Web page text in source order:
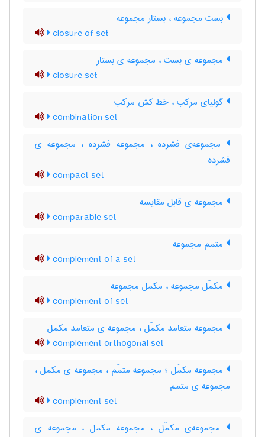
بست مجموعه ، بستار مجموعه
closure of set
مجموعه ی بست ، مجموعه ی بستار
closure set
گونیای مرکب ، خط کش مرکب
combination set
مجموعه‌ی فشرده ، مجموعه فشرده ، مجموعه ی
فشرده
compact set
مجموعه ی قابل مقایسه
comparable set
متمم مجموعه
complement of a set
مکمّل مجموعه ، مکمل مجموعه
complement of set
مجموعه متعامد مکمّل ، مجموعه ی متعامد مکمل
complement orthogonal set
مجموعه مکمّل ؛ مجموعه متمّم ، مجموعه ی مکمل ،
مجموعه ی متمم
complement set
مجموعه‌ی مکمّل ، مجموعه مکمل ، مجموعه ی